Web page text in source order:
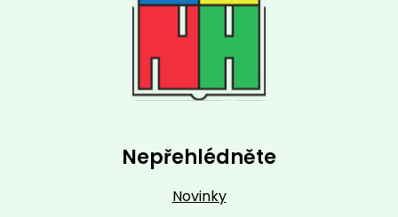
Nepřehlédněte
Novinky